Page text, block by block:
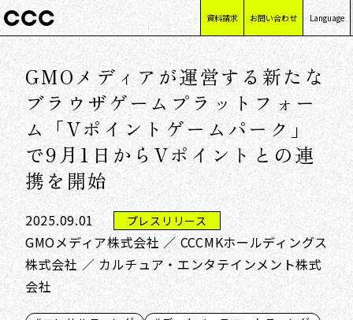
資料請求 お問い合わせ Language
日本語
English
简体中文
繁體中文
GMOメディアが運営する新たな
ブラウザゲームプラットフォー
ム「Vポイントゲームパーク」
で9月1日からVポイントとの連
携を開始
2025.09.01 プレスリリース
GMOメディア株式会社 ／ CCCMKホールディングス
株式会社 ／ カルチュア・エンタテインメント株式
会社